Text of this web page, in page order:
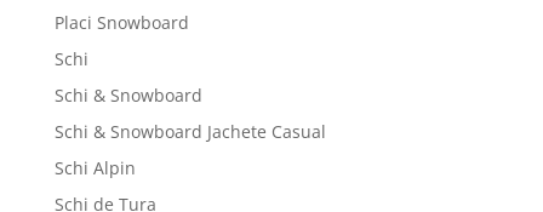
Placi Snowboard
Schi
Schi & Snowboard
Schi & Snowboard Jachete Casual
Schi Alpin
Schi de Tura